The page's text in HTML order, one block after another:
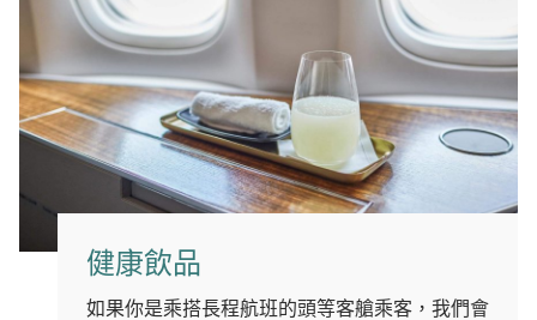
健康飲品
如果你是乘搭長程航班的頭等客艙乘客，我們會